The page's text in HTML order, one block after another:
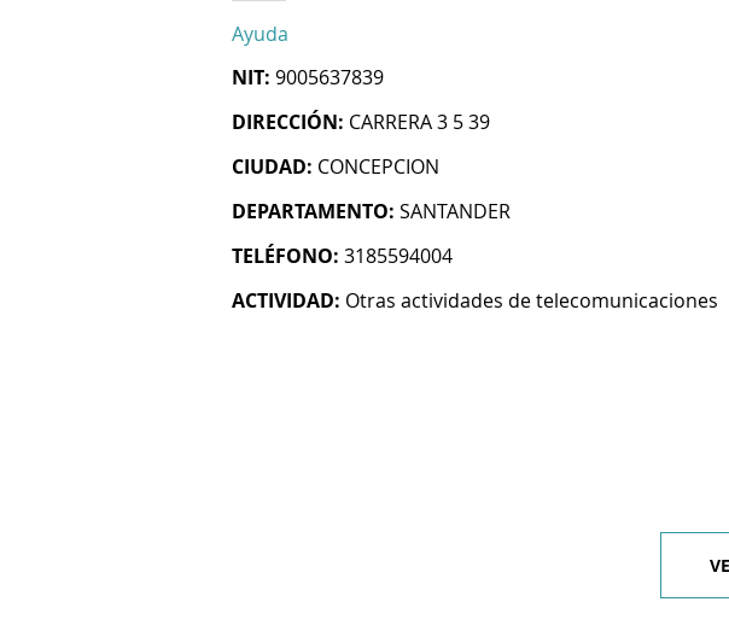
Ayuda
NIT: 9005637839
DIRECCIÓN: CARRERA 3 5 39
CIUDAD: CONCEPCION
DEPARTAMENTO: SANTANDER
TELÉFONO: 3185594004
ACTIVIDAD: Otras actividades de telecomunicaciones